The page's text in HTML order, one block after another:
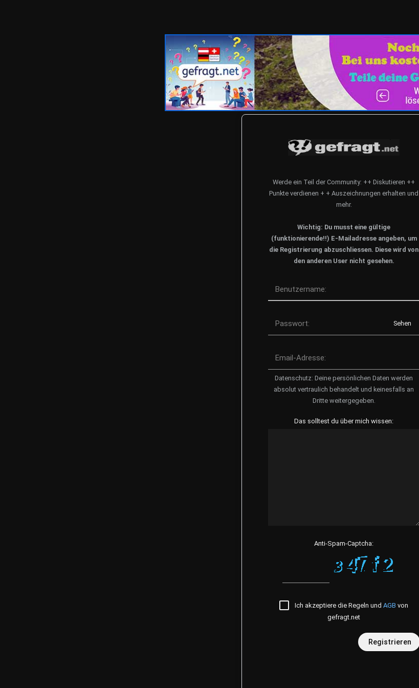
Werde ein Teil der Community: ++ Diskutieren ++
Punkte verdienen + + Auszeichnungen erhalten und
mehr.
Wichtig: Du musst eine gültige
(funktionierende!!) E-Mailadresse angeben, um
die Registrierung abzuschliessen. Diese wird von
den anderen User nicht gesehen.
Benutzername:
Sehen
Passwort:
Email-Adresse:
Datenschutz: Deine persönlichen Daten werden
absolut vertraulich behandelt und keinesfalls an
Dritte weitergegeben.
Das solltest du über mich wissen:
Anti-Spam-Captcha:
Ich akzeptiere die Regeln und AGB von
gefragt.net
Registrieren